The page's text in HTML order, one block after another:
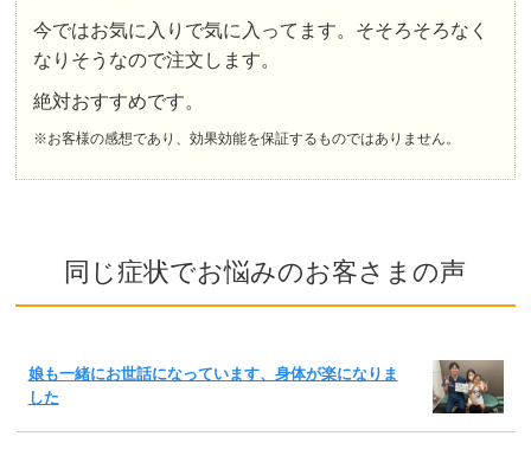
今ではお気に入りで気に入ってます。そそろそろなく
なりそうなので注文します。
絶対おすすめです。
※お客様の感想であり、効果効能を保証するものではありません。
同じ症状でお悩みのお客さまの声
娘も一緒にお世話になっています、身体が楽になりま
した